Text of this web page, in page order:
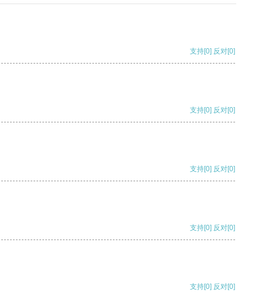
支持[0] 反对[0]
支持[0] 反对[0]
支持[0] 反对[0]
支持[0] 反对[0]
支持[0] 反对[0]